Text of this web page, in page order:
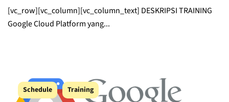
[vc_row][vc_column][vc_column_text] DESKRIPSI TRAINING
Google Cloud Platform yang...
Schedule Training